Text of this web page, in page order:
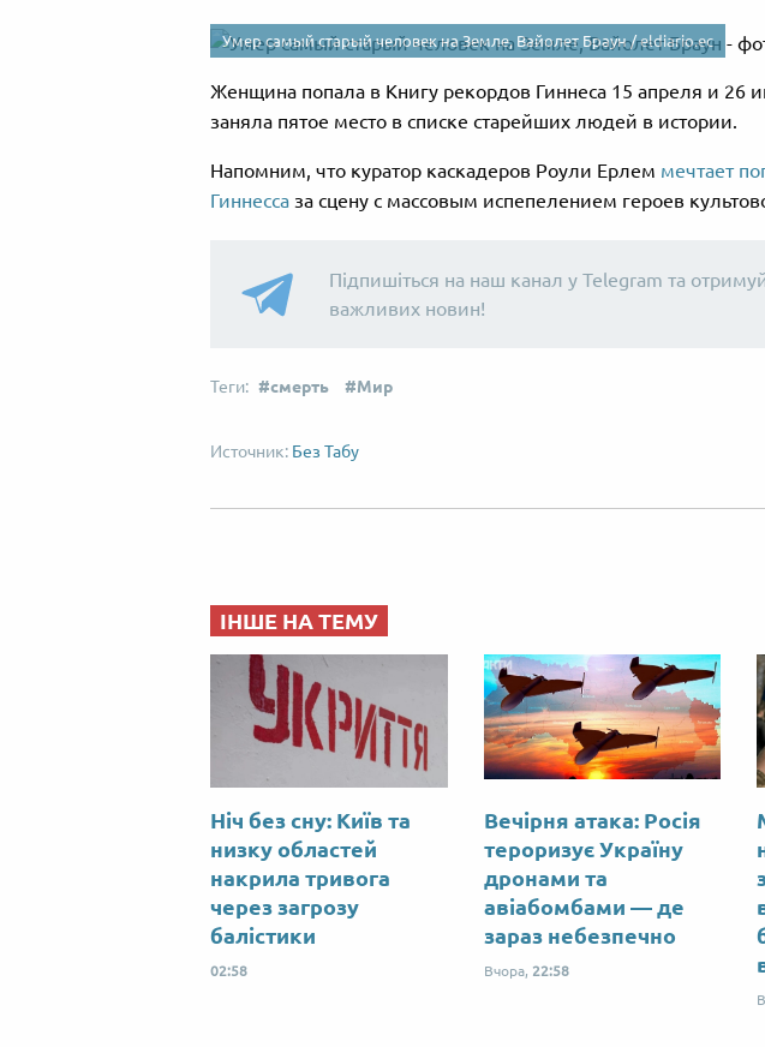
Умер самый старый человек на Земле, Вайолет Браун /eldiario.ec
Женщина попала в Книгу рекордов Гиннеса 15 апреля и 26
заняла пятое место в списке старейших людей в истории.
Напомним, что куратор каскадеров Роули Ерлем мечтает
Гиннесса за сцену с массовым испепелением героев
Підпишіться на наш канал у Telegram та
важливих новин!
смерть Мир
Без Табу
ІНШЕ НА ТЕМУ
Ніч без сну: Київ та
низку областей
накрила тривога
через загрозу
балістики
02:58
Вечірня атака: Росія
тероризує Україну
дронами та
авіабомбами — де
зараз небезпечно
Вчора, 22:58